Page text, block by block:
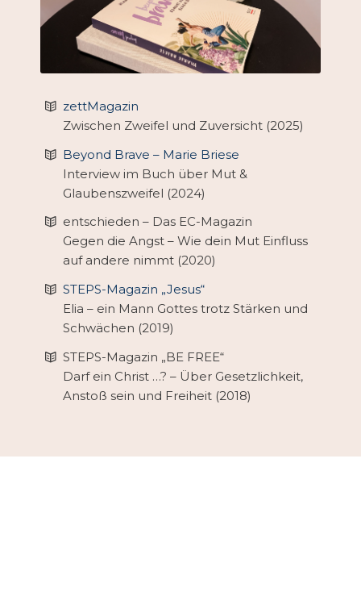
zettMagazin
Zwischen Zweifel und Zuversicht (2025)
Beyond Brave – Marie Briese
Interview im Buch über Mut &
Glaubenszweifel (2024)
entschieden – Das EC-Magazin
Gegen die Angst – Wie dein Mut Einfluss
auf andere nimmt (2020)
STEPS-Magazin „Jesus“
Elia – ein Mann Gottes trotz Stärken und
Schwächen (2019)
STEPS-Magazin „BE FREE“
Darf ein Christ …? – Über Gesetzlichkeit,
Anstoß sein und Freiheit (2018)